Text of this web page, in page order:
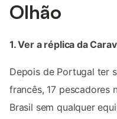
Olhão
1. Ver a réplica da
Depois de Portugal ter
francês, 17 pescadores
Brasil sem qualquer